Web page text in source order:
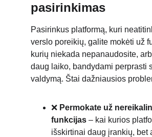
pasirinkimas
Pasirinkus platformą, kuri
verslo poreikių, galite mokėti už
kurių niekada nepanaudosite,
daug laiko, bandydami perprasti
valdymą. Štai dažniausios
❌ Permokate už
funkcijas – kai kurios
išskirtinai daug įrankių, bet